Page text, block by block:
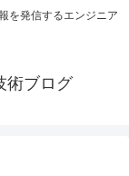
を発信するエンジニア
術ブログ